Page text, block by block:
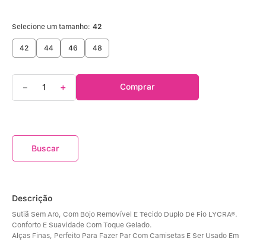
Selecione um tamanho: 42
42 44 46 48
＋
－ Comprar
Descrição
Sutiã Sem Aro, Com Bojo Removível E Tecido Duplo De Fio LYCRA®.
Conforto E Suavidade Com Toque Gelado.
Alças Finas, Perfeito Para Fazer Par Com Camisetas E Ser Usado Em